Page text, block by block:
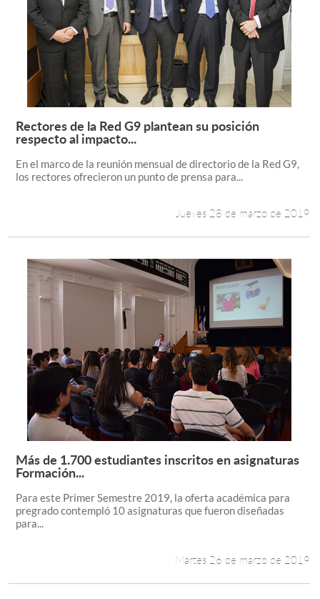
Leer más +
Rectores de la Red G9 plantean su posición
respecto al impacto...
En el marco de la reunión mensual de directorio de la Red G9,
los rectores ofrecieron un punto de prensa para...
Jueves 28 de marzo de 2019
Leer más +
Más de 1.700 estudiantes inscritos en asignaturas
Formación...
Para este Primer Semestre 2019, la oferta académica para
pregrado contempló 10 asignaturas que fueron diseñadas
para...
Martes 26 de marzo de 2019